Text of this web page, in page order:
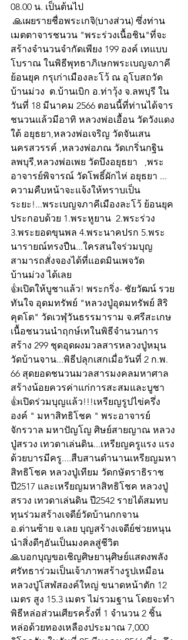
08.00 น. เป็นต้นไป
เมตตาจารชนวน "พระร่วงเนื้อชิน"ที่จะ
สร้างจำนวนจำกัดเพียง 199 องค์ เทแบบ
โบราณ ในพิธีพุทธาภิเษกพระเบญจภาคี
ย้อนยุค กรุเก่าเมืองละโว้ ณ อุโบสถวัด
บ้านม่วง  ต.บ้านเบิก อ.ท่าวุ้ง จ.ลพบุรี ใน
วันที่ 18 มีนาคม 2566 ตอนนี้ที่ท่านได้จาร
ชนวนแล้วมีอาทิ หลวงพ่อเอื้อน วัดวังแดง
ใต้ อยุธยา,หลวงพ่อเจริญ วัดจันเสน
นครสวรรค์ ,หลวงพ่อภณ วัดเกริ่นกฐิน
ลพบุรี,หลวงพ่อเพย วัดบึงอยุธยา   ,พระ
อาจารย์พิจารณ์ วัดโพธิ์ผักไห่ อยุธยา ...
ความคืบหน้าจะแจ้งให้ทราบเป็น
ระยะ!...พระเบญจภาคีเมืองละโว้ ย้อนยุค
ประกอบด้วย 1.พระหูยาน  2.พระร่วง
3.พระยอดขุนพล 4.พระนาคปรก 5.พระ
นารายณ์ทรงปืน...ใครสนใจร่วมบุญ
สามารถสั่งจองได้ที่แอดมินเพจวัด
บ้านม่วง ได้เลย
👍เปิดให้บูชาแล้ว! พระกริ่ง- ชัยวัฒน์ รวย
ทันใจ อุดมทรัพย์ "หลวงปู่อุดมทรัพย์ สิริ
คุตโต" วัดเวฬุวันธรรมาราม จ.ศรีสะเกษ
เนื้อชนวนนำฤกษ์เทในพิธีจำนวนการ
สร้าง 299 ชุดอุดผงมวลสารหลวงปู่หมุน
วัดบ้านจาน...พิธีปลุกเสกเมื่อวันที่ 2 ก.พ.
66 สุดยอดชนวนมวลสารมงคลมหาศาล
สร้างน้อยควรค่าแก่การสะสมและบูชา
👍เปิดร่วมบุญแล้ว!!!เหรียญรูปไข่ครึ่ง
องค์ " มหาสิทธิโชค " พระอาจารย์
จักรวาล มหาปัญโญ ศิษย์สายญาณ หลวง
ปู่สรวง เทวดาเล่นดิน...เหรียญครูแรง แรง
ด้วยบารมีครู....สืบสานตำนานเหรียญมหา
สิทธิโชค หลวงปู่เทียม วัดกษัตราธิราช
ปี2517 และเหรียญมหาสิทธิโชค หลวงปู่
สรวง เทวดาเล่นดิน ปี2542 รายได้สมทบ
ทุนร่วมสร้างเจดีย์วัดบ้านกกจาน​
อ.ด่านซ้าย​ จ.เลย​ บุญสร้างเจดีย์ช่วยหนุน
นำสิ่งดีๆ​อันเป็นมงคลสู่ชีวิต​
🙏บอกบุญขอเชิญศิษยานุศิษย์แสดงพลัง
ศรัทธาร่วมเป็นเจ้าภาพสร้างรูปเหมือน
หลวงปู่โสฬสองค์ใหญ่ ขนาดหน้าตัก 12
เมตร สูง 15.3 เมตร ไม่รวมฐาน โดยจะทำ
พิธีหล่อส่วนเศียรครั้งที่ 1 จำนวน 2 ชิ้น
หล่อด้วยทองเหลืองประมาณ 7,000